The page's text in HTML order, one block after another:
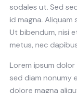
sodales ut. Sed
id magna.
Ut bibendum, nisi
metus, nec
Lorem ipsum
sed diam nonumy
dolore magna